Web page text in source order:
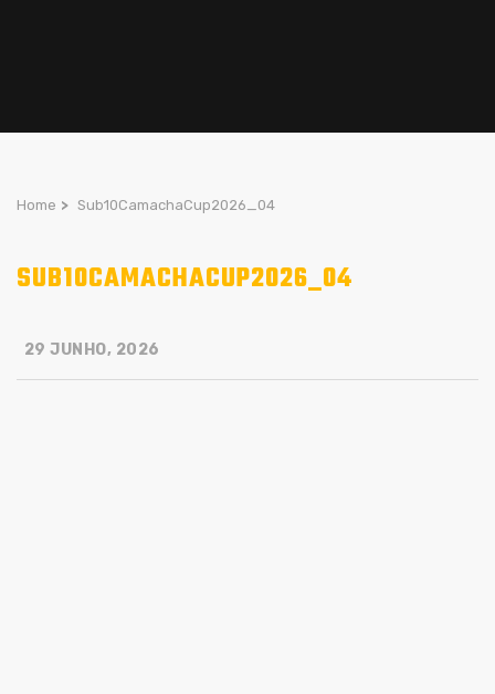
Home > Sub10CamachaCup2026_04
SUB10CAMACHACUP2026_04
29 JUNHO, 2026